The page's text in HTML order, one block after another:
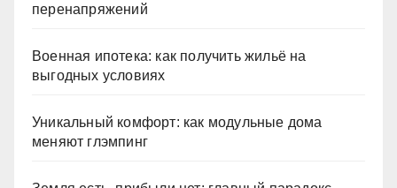
перенапряжений
Военная ипотека: как получить жильё на
выгодных условиях
Уникальный комфорт: как модульные дома
меняют глэмпинг